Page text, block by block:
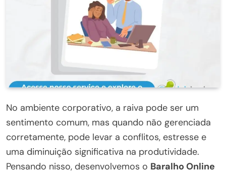
No ambiente corporativo, a raiva pode ser um
sentimento comum, mas quando não gerenciada
corretamente, pode levar a conflitos, estresse e
uma diminuição significativa na produtividade.
Pensando nisso, desenvolvemos o Baralho Online